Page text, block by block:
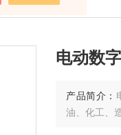
电动数
产品简介：
油、化工、